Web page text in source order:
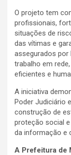
O projeto tem
profissionais,
situações de
das vítimas e
assegurados por
trabalho em
eficientes e
A iniciativa
Poder Judiciário
construção de
proteção social
da informação e
A Prefeitura de